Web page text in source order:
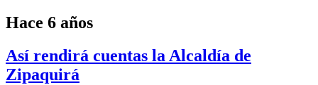
Hace 6 años
Así rendirá cuentas la Alcaldía de
Zipaquirá